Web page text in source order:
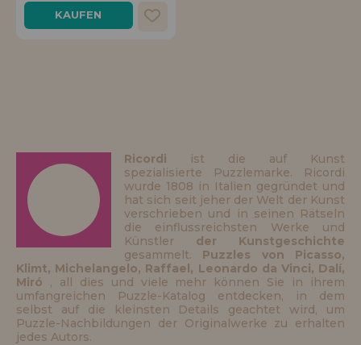
Los gehts! Wir haben auf dich gewartet.
KAUFEN
Ricordi ist die auf Kunst
spezialisierte Puzzlemarke. Ricordi
wurde 1808 in Italien gegründet und
hat sich seit jeher der Welt der Kunst
verschrieben und in seinen Rätseln
die einflussreichsten Werke und
Künstler der Kunstgeschichte
gesammelt. Puzzles von Picasso,
Klimt, Michelangelo, Raffael, Leonardo da Vinci, Dalí,
Miró , all dies und viele mehr können Sie in ihrem
umfangreichen Puzzle-Katalog entdecken, in dem
selbst auf die kleinsten Details geachtet wird, um
Puzzle-Nachbildungen der Originalwerke zu erhalten
jedes Autors.